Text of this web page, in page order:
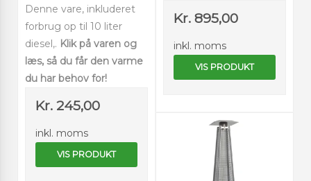
Denne vare, inkluderet
forbrug op til 10 liter
diesel,. Klik på varen og
læs, så du får den varme
du har behov for!
Kr. 245,00
inkl. moms
VIS PRODUKT
Kr. 895,00
inkl. moms
VIS PRODUKT